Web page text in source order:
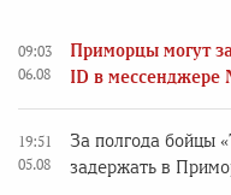
09:03
06.08
Приморцы могут
ID в мессенджере
19:51
05.08
За полгода бойцы
задержать в